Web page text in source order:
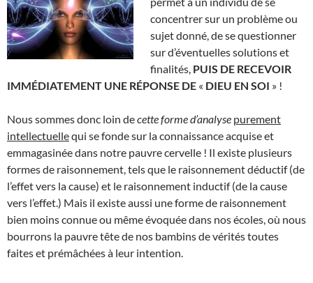
concentrer sur un problème ou
sujet donné, de se questionner
sur d’éventuelles solutions et
finalités, PUIS DE RECEVOIR
IMMÉDIATEMENT UNE RÉPONSE DE « DIEU EN SOI » !
Nous sommes donc loin decette formed’analyse purement
intellectuellequi se fonde sur la connaissance acquise et
emmagasinée dans notre pauvre cervelle ! Il existe plusieurs
formes de raisonnement, tels que le raisonnement déductif (de
l’effet vers la cause) et le raisonnement inductif (de la cause
vers l’effet.) Mais il existe aussi une forme de raisonnement
bien moins connue ou même évoquée dans nos écoles, où nous
bourrons la pauvre tête de nos bambins de vérités toutes
faites et prémâchées à leur intention.